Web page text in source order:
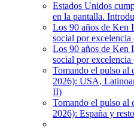
Estados Unidos
en la pantalla.
Los 90 años de Ken
social por
Los 90 años de Ken
social por
Tomando el pulso al
2026): USA,
II)
Tomando el pulso al
2026): España y